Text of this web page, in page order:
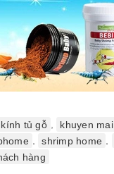
tủ gỗ khuyen mai
shrimp home
hàng